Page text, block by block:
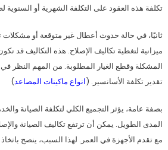
تكلفة هذه العقود على التكلفة الشهرية أو السنوية
ثانيًا، في حالة حدوث أعطال غير متوقعة أو مشكلات
ميزانية لتغطية تكاليف الإصلاح. هذه التكاليف قد
المشكلة وقطع الغيار المطلوبة. من المهم النظر في
تقدير تكلفة الأسانسير. (انواع ماكينات المصاعد)
بصفة عامة، يؤثر التجميع الكلي لتكلفة الصيانة
المدى الطويل. يمكن أن ترتفع تكاليف الصيانة
مع تقدم الأجهزة في العمر. لهذا السبب، ينصح